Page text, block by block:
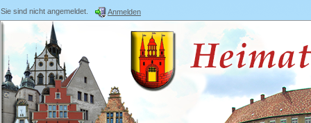
Sie sind nicht angemeldet. Anmelden